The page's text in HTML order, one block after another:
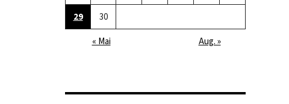
29 30
« Mai Aug. »